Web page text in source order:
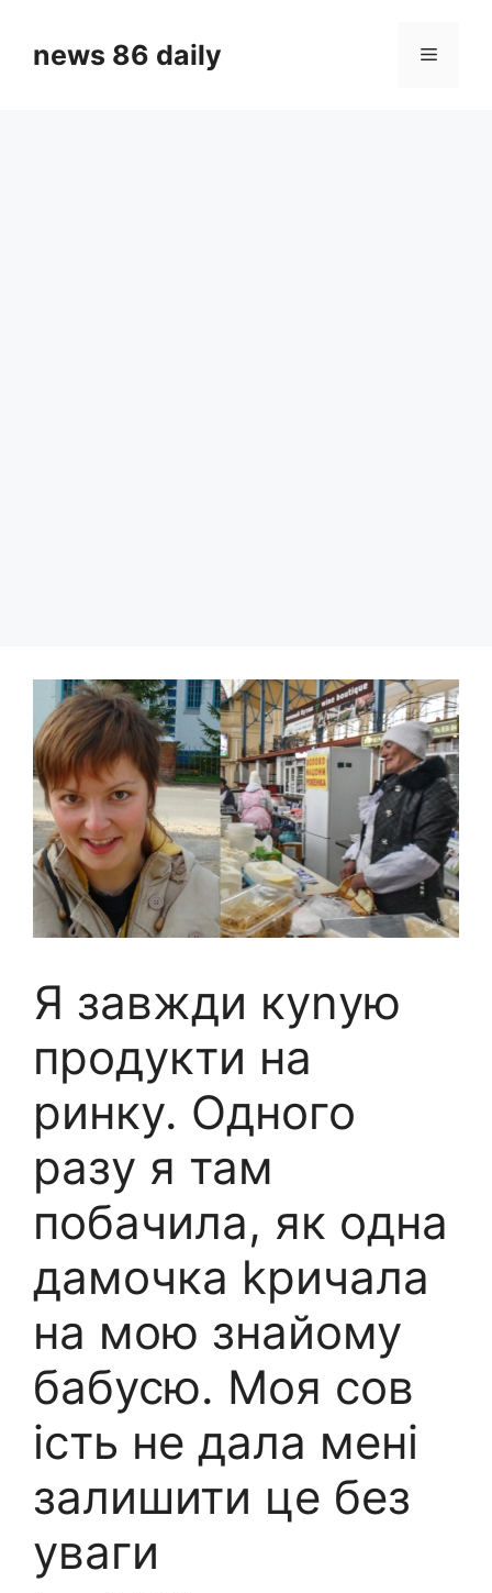
contentnews 86 daily Menu
Я завжди куnую
продукти на
ринку. Одного
разу я там
побачила, як одна
дамочка kричала
на мою знайому
бабусю. Моя сов
ість не дала мені
залишити це без
уваги